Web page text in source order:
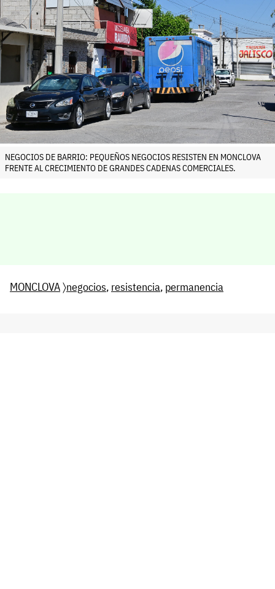
NEGOCIOS DE BARRIO: PEQUEÑOS NEGOCIOS RESISTEN EN MONCLOVA
FRENTE AL CRECIMIENTO DE GRANDES CADENAS COMERCIALES.
MONCLOVA〉negocios, resistencia, permanencia